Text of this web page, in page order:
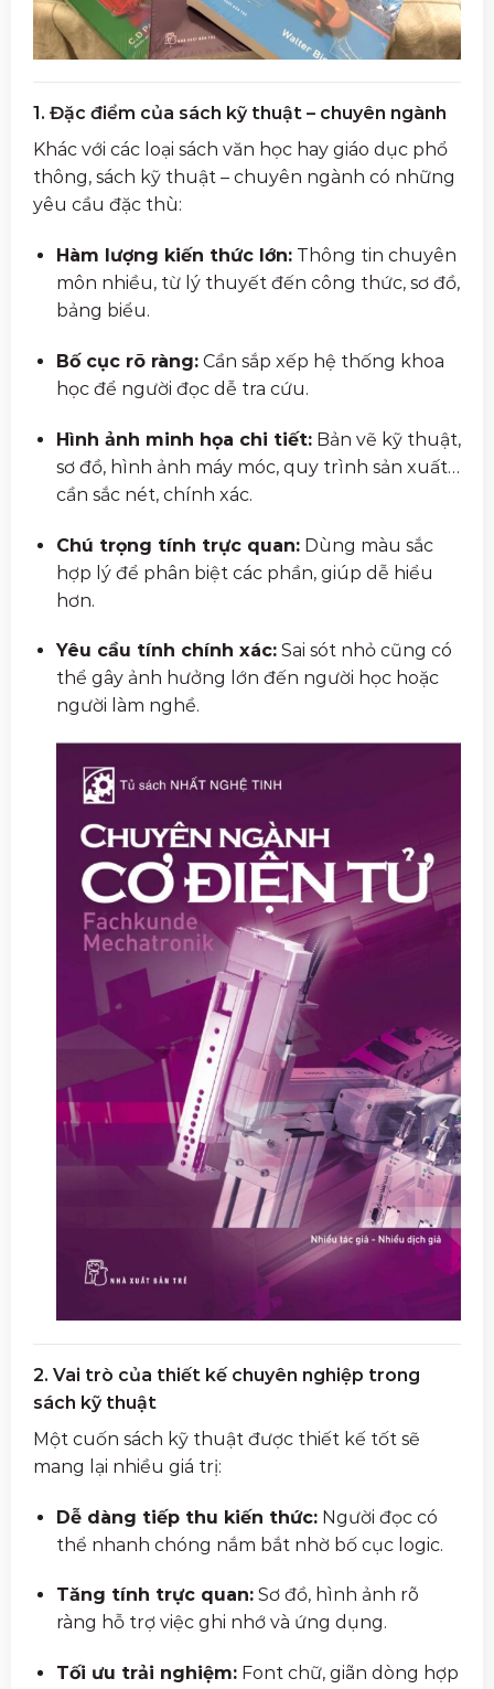
1. Đặc điểm của sách kỹ thuật – chuyên ngành
Khác với các loại sách văn học hay giáo dục phổ
thông, sách kỹ thuật – chuyên ngành có những
yêu cầu đặc thù:
Hàm lượng kiến thức lớn:Thông tin chuyên
môn nhiều, từ lý thuyết đến công thức, sơ đồ,
bảng biểu.
Bố cục rõ ràng:Cần sắp xếp hệ thống khoa
học để người đọc dễ tra cứu.
Hình ảnh minh họa chi tiết:Bản vẽ kỹ thuật,
sơ đồ, hình ảnh máy móc, quy trình sản xuất…
cần sắc nét, chính xác.
Chú trọng tính trực quan:Dùng màu sắc
hợp lý để phân biệt các phần, giúp dễ hiểu
hơn.
Yêu cầu tính chính xác:Sai sót nhỏ cũng có
thể gây ảnh hưởng lớn đến người học hoặc
người làm nghề.
2. Vai trò của thiết kế chuyên nghiệp trong
sách kỹ thuật
Một cuốn sách kỹ thuật được thiết kế tốt sẽ
mang lại nhiều giá trị:
Dễ dàng tiếp thu kiến thức:Người đọc có
thể nhanh chóng nắm bắt nhờ bố cục logic.
Tăng tính trực quan:Sơ đồ, hình ảnh rõ
ràng hỗ trợ việc ghi nhớ và ứng dụng.
Tối ưu trải nghiệm:Font chữ, giãn dòng hợp